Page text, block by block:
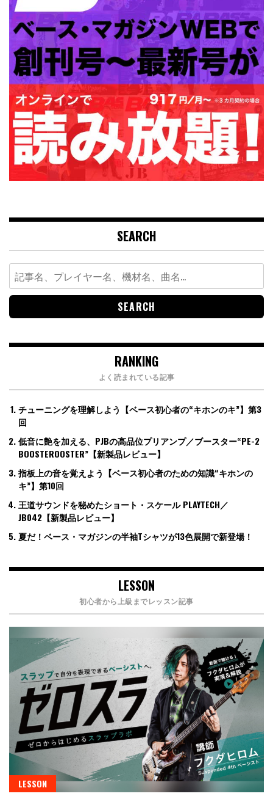
SEARCH
Search
for:
RANKING
よく読まれている記事
チューニングを理解しよう【ベース初心者の“キホンのキ”】第3
回
低音に艶を加える、PJBの高品位プリアンプ／ブースター“PE-2
BOOSTEROOSTER”【新製品レビュー】
指板上の音を覚えよう【ベース初心者のための知識“キホンの
キ”】第10回
王道サウンドを秘めたショート・スケール PLAYTECH／
JB042【新製品レビュー】
夏だ！ベース・マガジンの半袖Tシャツが13色展開で新登場！
LESSON
初心者から上級までレッスン記事
LESSON